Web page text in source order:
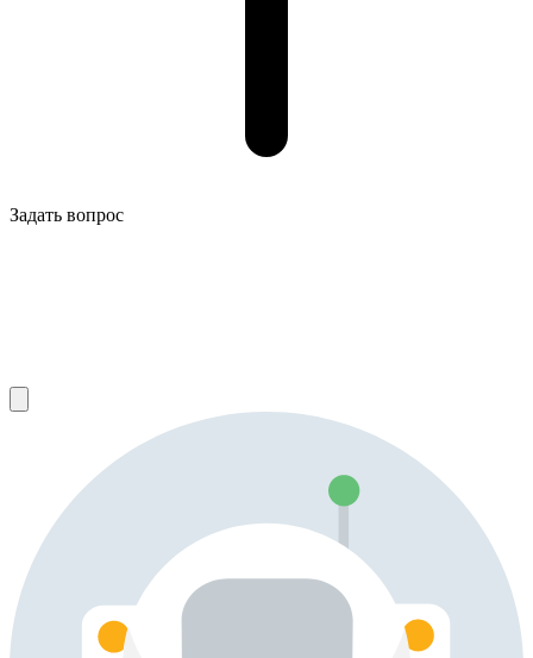
Задать вопрос